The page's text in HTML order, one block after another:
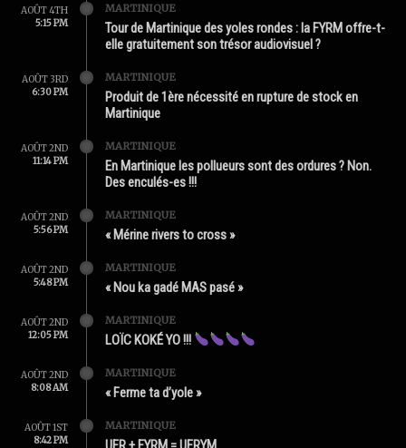
AOÛT 4TH
5:15 PM
MARTINIQUE
Tour de Martinique des yoles rondes : la FYRM offre-t-
elle gratuitement son trésor audiovisuel ?
AOÛT 3RD
6:30 PM
MARTINIQUE
Produit de 1ère nécessité en rupture de stock en
Martinique
AOÛT 2ND
11:14 PM
MARTINIQUE
En Martinique les pollueurs sont des ordures ? Non.
Des enculés-es !!!
AOÛT 2ND
5:56 PM
MARTINIQUE
« Mérine rivers to cross »
AOÛT 2ND
5:48 PM
MARTINIQUE
« Nou ka gadé MAS pasé »
AOÛT 2ND
12:05 PM
MARTINIQUE
LOÏC KOKÉ YO !!!
AOÛT 2ND
8:08 AM
MARTINIQUE
« Ferme ta d’yole »
AOÛT 1ST
8:42 PM
MARTINIQUE